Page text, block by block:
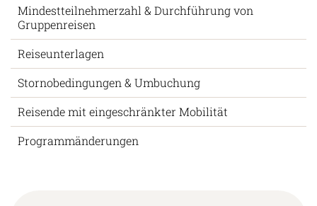
Mindestteilnehmerzahl & Durchführung von
Gruppenreisen
Reiseunterlagen
Stornobedingungen & Umbuchung
Reisende mit eingeschränkter Mobilität
Programmänderungen